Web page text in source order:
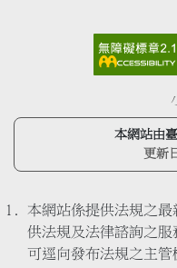
本網站由
更新
本網站係提供法規之
供法規及法律諮詢之
可逕向發布法規之主管